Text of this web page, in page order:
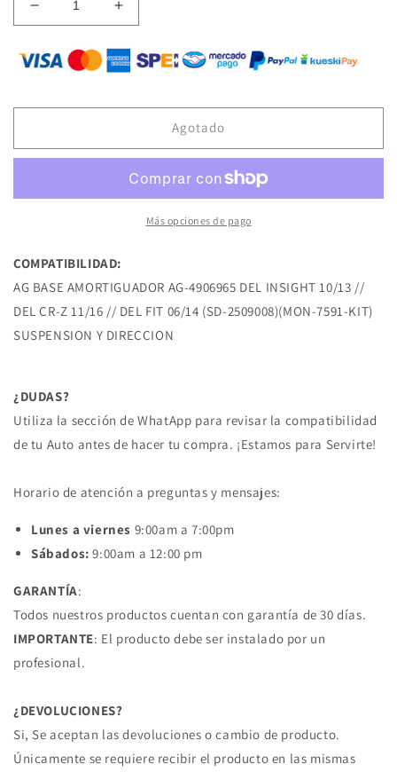
Reducir
cantidad
para
AG-
BASE
DEL
10/13
Z
11/16
DEL
FIT
06/14
Aumentar
cantidad
para
AG-
BASE
DEL
INSIGHT
10/13
DEL
11/16
DEL
FIT
06/14
Agotado
Más opciones de pago
COMPATIBILIDAD:
AG BASE AMORTIGUADOR AG-4906965 DEL INSIGHT 10/13 //
DEL CR-Z 11/16 // DEL FIT 06/14 (SD-2509008)(MON-7591-KIT)
SUSPENSION Y DIRECCION
¿DUDAS?
Utiliza la sección de WhatApp para revisar la compatibilidad
de tu Auto antes de hacer tu compra. ¡Estamos para Servirte!
Horario de atención a preguntas y mensajes:
Lunes a viernes 9:00am a 7:00pm
Sábados: 9:00am a 12:00 pm
GARANTÍA:
Todos nuestros productos cuentan con garantía de 30 días.
IMPORTANTE: El producto debe ser instalado por un
profesional.
¿DEVOLUCIONES?
Si, Se aceptan las devoluciones o cambio de producto.
Únicamente se requiere recibir el producto en las mismas